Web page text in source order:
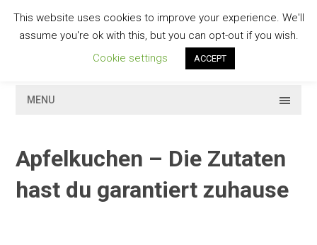
contentGESCHMACKVOLL
MENU
Apfelkuchen – Die Zutaten
hast du garantiert zuhause
This website uses cookies to improve your experience. We'll
assume you're ok with this, but you can opt-out if you wish.
Cookie settings
ACCEPT